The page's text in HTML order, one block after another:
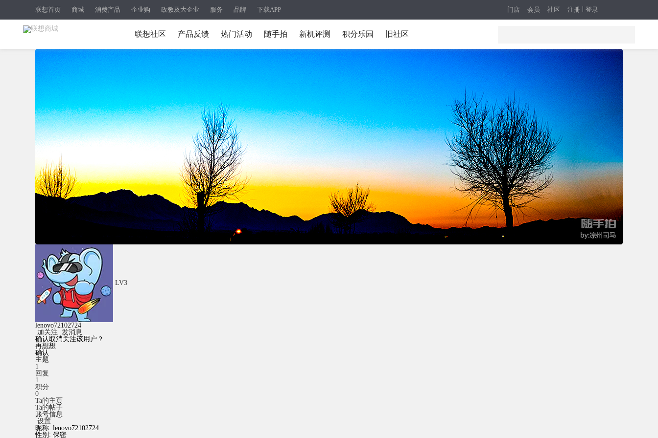
联想首页 商城 消费产品 企业购 政教及大企业 服务 品牌 下载APP 注册 登录
门店 会员 社区
联想社区 产品反馈 热门活动 随手拍 新机评测 积分乐园 旧社区
LV3
lenovo72102724
加关注 发消息
确认取消关注该用户？
再想想
确认
主题
1
回复
1
积分
0
Ta的主页
Ta的帖子
账号信息
设置
昵称: lenovo72102724
性别: 保密